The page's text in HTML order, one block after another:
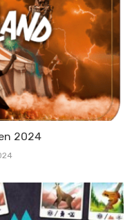
2024